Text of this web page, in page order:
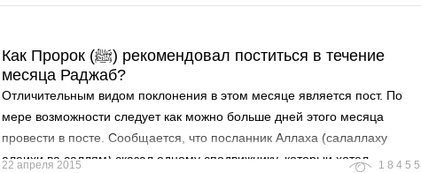
Как Пророк (ﷺ) рекомендовал поститься в течение
месяца Раджаб?
Отличительным видом поклонения в этом месяце является пост. По
мере возможности следует как можно больше дней этого месяца
провести в посте. Сообщается, что посланник Аллаха (салаллаху
алейхи ва саллям) сказал одному сподвижнику, который хотел
22 апреля 2015 18455